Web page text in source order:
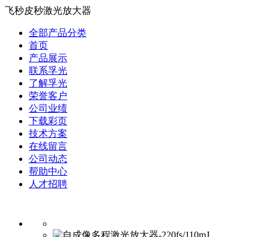
飞秒皮秒激光放大器
全部产品分类
首页
产品展示
联系孚光
了解孚光
荣誉客户
公司业绩
下载彩页
技术方案
在线留言
公司动态
帮助中心
人才招聘